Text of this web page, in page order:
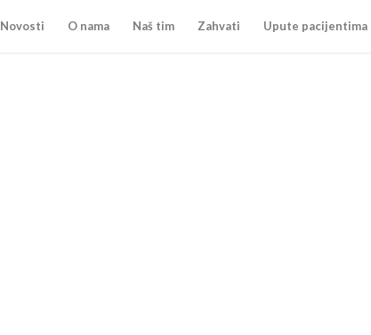
Novosti O nama Naš tim Zahvati Upute pacijentima